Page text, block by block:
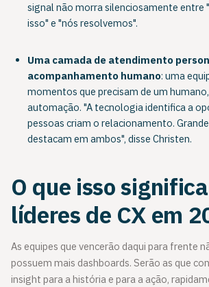
signal não morra silenciosamente entre
isso" e "nós resolvemos".
Uma camada de atendimento
acompanhamento humano: uma
momentos que precisam de um
automação. "A tecnologia identifica a
pessoas criam o relacionamento.
destacam em ambos", disse Christen.
O que isso
líderes de CX em
As equipes que vencerão daqui para frente
possuem mais dashboards. Serão as que
insight para a história e para a ação,